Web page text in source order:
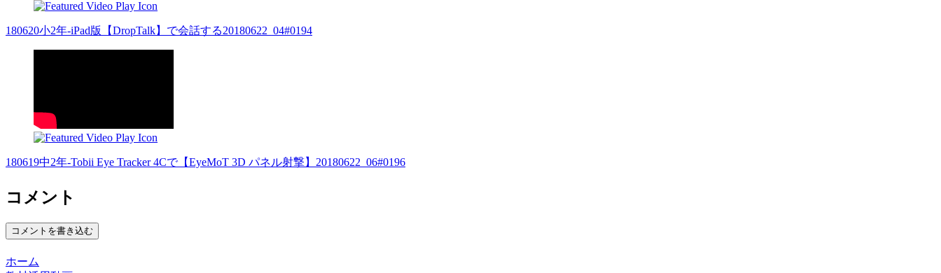
180620小2年-iPad版【DropTalk】で会話する20180622_04#0194
180619中2年-Tobii Eye Tracker 4Cで【EyeMoT 3D パネル射撃】20180622_06#0196
コメント
コメントを書き込む
ホーム